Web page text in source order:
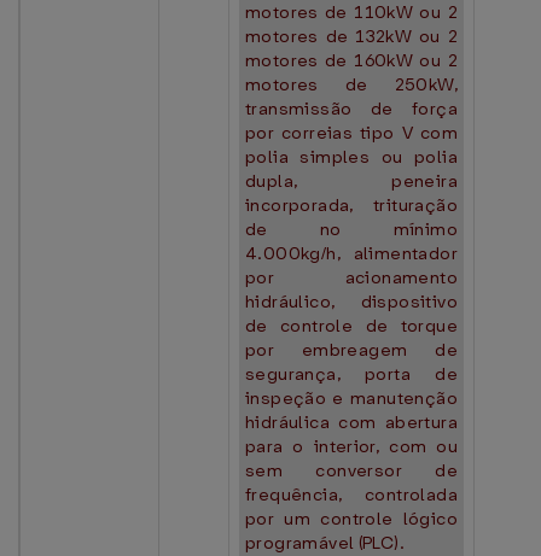
motores de 110kW ou 2
motores de 132kW ou 2
motores de 160kW ou 2
motores de 250kW,
transmissão de força
por correias tipo V com
polia simples ou polia
dupla, peneira
incorporada, trituração
de no mínimo
4.000kg/h, alimentador
por acionamento
hidráulico, dispositivo
de controle de torque
por embreagem de
segurança, porta de
inspeção e manutenção
hidráulica com abertura
para o interior, com ou
sem conversor de
frequência, controlada
por um controle lógico
programável (PLC).